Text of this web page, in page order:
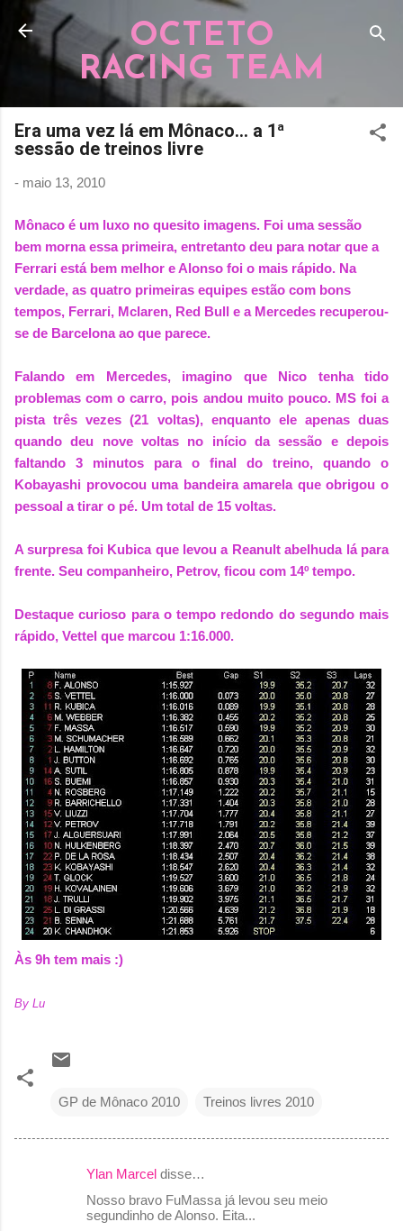
Pular para o conteúdo principal
OCTETO
RACING TEAM
Era uma vez lá em Mônaco... a 1ª
sessão de treinos livre
- maio 13, 2010
Mônaco é um luxo no quesito imagens. Foi uma sessão
bem morna essa primeira, entretanto deu para notar que a
Ferrari está bem melhor e Alonso foi o mais rápido. Na
verdade, as quatro primeiras equipes estão com bons
tempos, Ferrari, Mclaren, Red Bull e a Mercedes recuperou-
se de Barcelona ao que parece.
Falando em Mercedes, imagino que Nico tenha tido
problemas com o carro, pois andou muito pouco. MS foi a
pista três vezes (21 voltas), enquanto ele apenas duas
quando deu nove voltas no início da sessão e depois
faltando 3 minutos para o final do treino, quando o
Kobayashi provocou uma bandeira amarela que obrigou o
pessoal a tirar o pé. Um total de 15 voltas.
A surpresa foi Kubica que levou a Reanult abelhuda lá para
frente. Seu companheiro, Petrov, ficou com 14º tempo.
Destaque curioso para o tempo redondo do segundo mais
rápido, Vettel que marcou 1:16.000.
Às 9h tem mais :)
By Lu
GP de Mônaco 2010 Treinos livres 2010
Ylan Marcel disse…
Nosso bravo FuMassa já levou seu meio
segundinho de Alonso. Eita...